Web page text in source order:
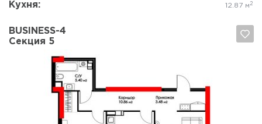
Кухня: 12.87 м 2
BUSINESS-4
Секция 5